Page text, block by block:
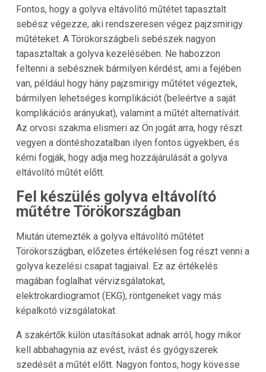
Fontos, hogy a golyva eltávolító műtétet tapasztalt
sebész végezze, aki rendszeresen végez pajzsmirigy
műtéteket. A Törökországbeli sebészek nagyon
tapasztaltak a golyva kezelésében. Ne habozzon
feltenni a sebésznek bármilyen kérdést, ami a fejében
van, például hogy hány pajzsmirigy műtétet végeztek,
bármilyen lehetséges komplikációt (beleértve a saját
komplikációs arányukat), valamint a műtét alternatíváit.
Az orvosi szakma elismeri az Ön jogát arra, hogy részt
vegyen a döntéshozatalban ilyen fontos ügyekben, és
kérni fogják, hogy adja meg hozzájárulását a golyva
eltávolító műtét előtt.
Fel készülés golyva eltávolító
műtétre Törökországban
Miután ütemezték a golyva eltávolító műtétet
Törökországban, előzetes értékelésen fog részt venni a
golyva kezelési csapat tagjaival. Ez az értékelés
magában foglalhat vérvizsgálatokat,
elektrokardiogramot (EKG), röntgeneket vagy más
képalkotó vizsgálatokat.
A szakértők külön utasításokat adnak arról, hogy mikor
kell abbahagynia az evést, ivást és gyógyszerek
szedését a műtét előtt. Nagyon fontos, hogy kövesse